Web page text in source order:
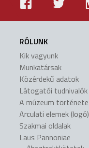
RÓLUNK
Kik vagyunk
Munkatársak
Közérdekű adatok
Látogatói tudnivalók
A múzeum története
Arculati elemek (logó)
Szakmai oldalak
Laus Pannoniae